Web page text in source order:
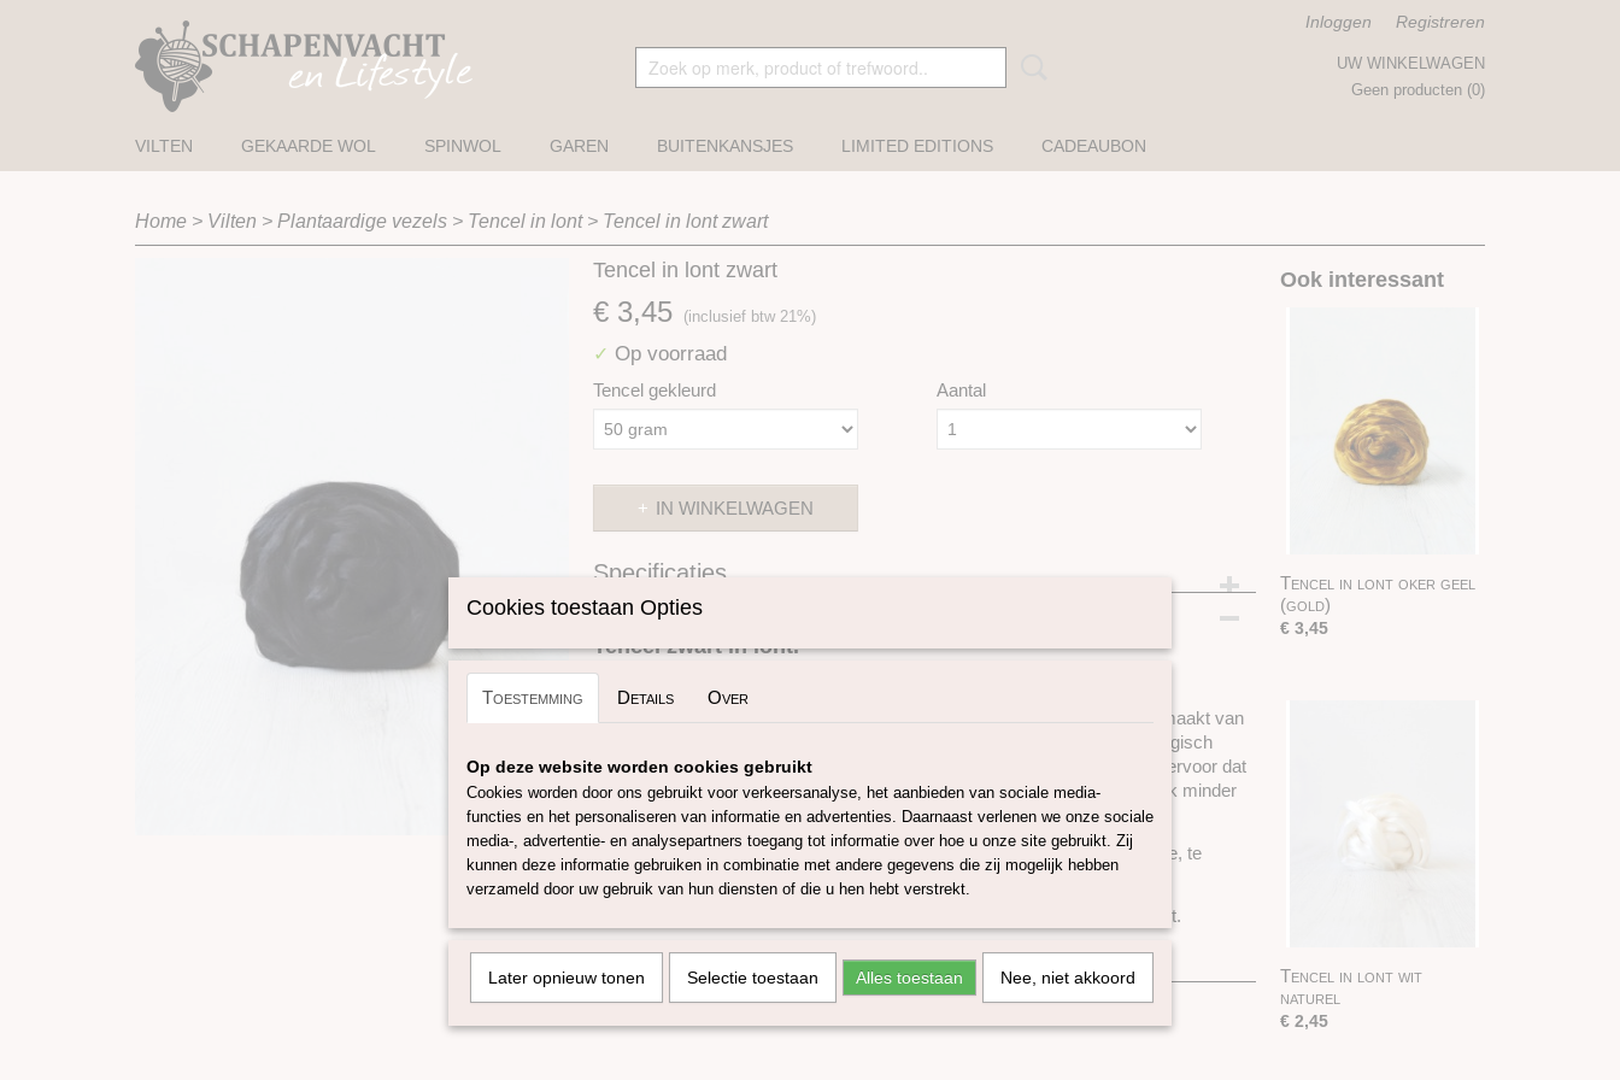
Inloggen Registreren
UW WINKELWAGEN
Geen producten (0)
VILTEN GEKAARDE WOL SPINWOL GAREN BUITENKANSJES LIMITED EDITIONS CADEAUBON
Home > Vilten > Plantaardige vezels > Tencel in lont> Tencel in lont zwart
Tencel in lont zwart
€ 3,45 (inclusief btw 21%)
✓ Op voorraad
Tencel gekleurd Aantal
IN WINKELWAGEN
Specificaties
Productcode
Omschrijving
Tencel zwart in lont.
Tencel ( Lyocell) wordt beschouwd als een mileuvriendelijk product, is gemaakt van
eucalyptushout (uit beheerde duurzame bossen) waardoor het 100% biologisch
afbreekbaar is. Bovendien zorgt het productieproces (gesloten kringloop) ervoor dat
99% van de oplosmiddelen kan worden hergebruikt, minder energie en ook minder
water wordt verbruikt.
Tencel is een sterke zachte, soepele vezel, waardoor het aanvoelt als zijde, te
gebruiken bij het vilten, spinnen en weven.
Tevens ademd tencel goed en is resistent tegen schimmels en huisstofmijt.
Deze tencel is verkrijgbaar in 50 gram.
Ook interessant
Tencel in lont oker geel
(gold)
€ 3,45
Tencel in lont wit
naturel
€ 2,45
Cookies toestaan Opties
Toestemming Details Over
Op deze website worden cookies gebruikt
Cookies worden door ons gebruikt voor verkeersanalyse, het aanbieden van sociale media-
functies en het personaliseren van informatie en advertenties. Daarnaast verlenen we onze sociale
media-, advertentie- en analysepartners toegang tot informatie over hoe u onze site gebruikt. Zij
kunnen deze informatie gebruiken in combinatie met andere gegevens die zij mogelijk hebben
verzameld door uw gebruik van hun diensten of die u hen hebt verstrekt.
Later opnieuw tonen Selectie toestaan Alles toestaan Nee, niet akkoord